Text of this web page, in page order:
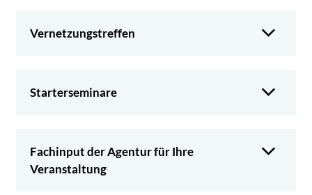
Vernetzungstreffen
Starterseminare
Fachinput der Agentur für Ihre
Veranstaltung